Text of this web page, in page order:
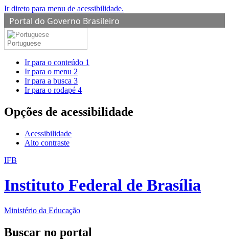
Ir direto para menu de acessibilidade.
Portal do Governo Brasileiro
Portuguese
Ir para o conteúdo 1
Ir para o menu 2
Ir para a busca 3
Ir para o rodapé 4
Opções de acessibilidade
Acessibilidade
Alto contraste
IFB
Instituto Federal de Brasília
Ministério da Educação
Buscar no portal